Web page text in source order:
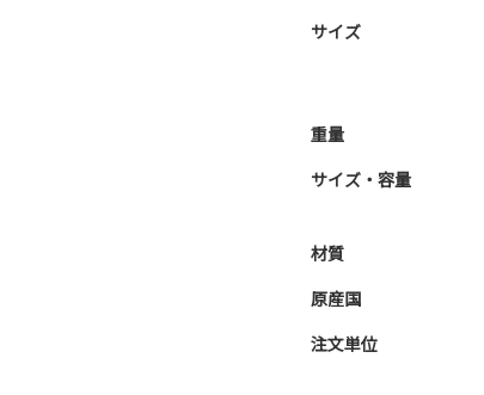
サイズ
重量
サイズ・容量
材質
原産国
注文単位